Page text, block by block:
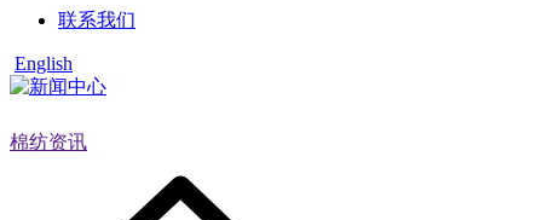
联系我们
English
棉纺资讯